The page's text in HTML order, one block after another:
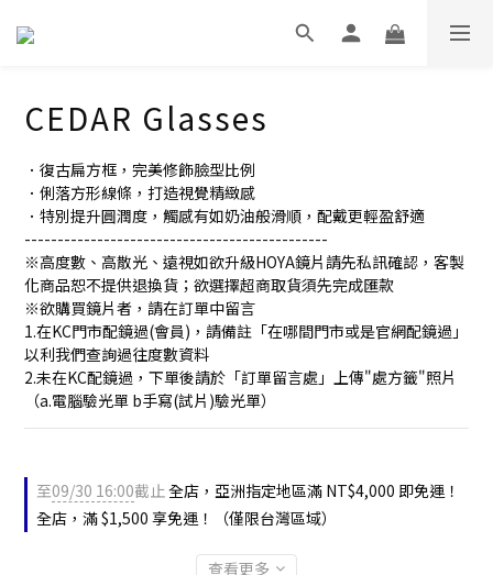
CEDAR Glasses
．復古扁方框，完美修飾臉型比例
．俐落方形線條，打造視覺精緻感
．特別提升圓潤度，觸感有如奶油般滑順，配戴更輕盈舒適
----------------------------------------------
※高度數、高散光、遠視如欲升級HOYA鏡片請先私訊確認，客製
化商品恕不提供退換貨；欲選擇超商取貨須先完成匯款
※欲購買鏡片者，請在訂單中留言
1.在KC門市配鏡過(會員)，請備註「在哪間門市或是官網配鏡過」
以利我們查詢過往度數資料
2.未在KC配鏡過，下單後請於「訂單留言處」上傳"處方籤"照片
（a.電腦驗光單 b手寫(試片)驗光單）
至09/30 16:00截止全店，亞洲指定地區滿 NT$4,000 即免運！
全店，滿 $1,500 享免運！（僅限台灣區域）
查看更多